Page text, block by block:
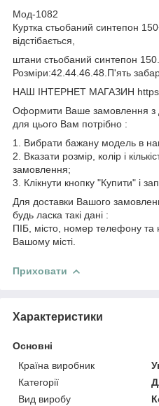
Мод-1082
Куртка стьобаний синтепон
відстібається,
штани стьобаний синтепон
Розміри:42.44.46.48.П'ять
НАШ ІНТЕРНЕТ МАГАЗИН
Оформити Ваше замовлення з
для цього Вам потрібно :
1. Вибрати бажану модель в
2. Вказати розмір, колір і
замовлення;
3. Клікнути кнопку "Купити" і
Для доставки Вашого
будь ласка такі дані :
ПІБ, місто, номер телефону
Вашому місті.
Приховати
Характеристики
Основні
Країна виробник
Категорії
Вид виробу